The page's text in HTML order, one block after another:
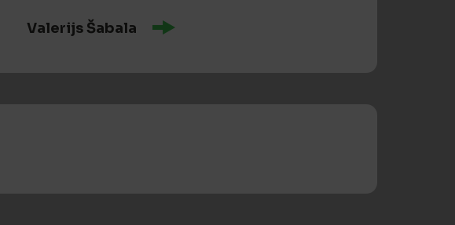
Valerijs Šabala